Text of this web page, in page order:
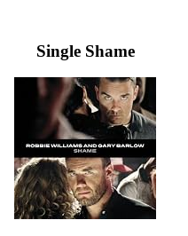
Single Shame